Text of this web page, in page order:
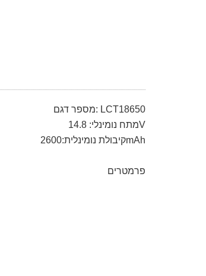
מספר דגם: LCT18650
מתח נומינלי: 14.8V
קיבולת נומינלית:2600mAh
פרמטרים